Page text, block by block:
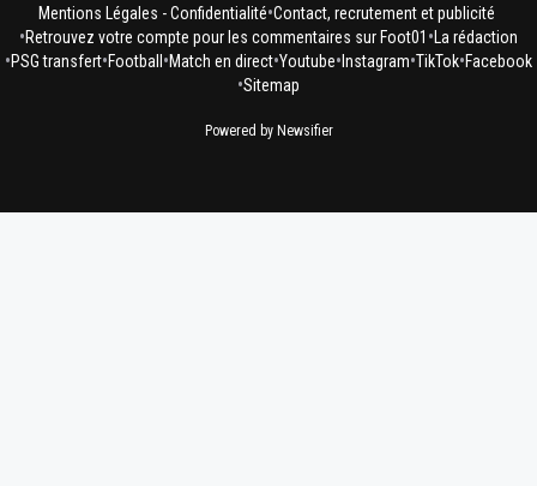
Mentions Légales - Confidentialité•Contact, recrutement et publicité
•Retrouvez votre compte pour les commentaires sur Foot01 •La rédaction
•PSG transfert•Football •Match en direct•Youtube• Instagram•TikTok•Facebook
•Sitemap
Powered by Newsifier